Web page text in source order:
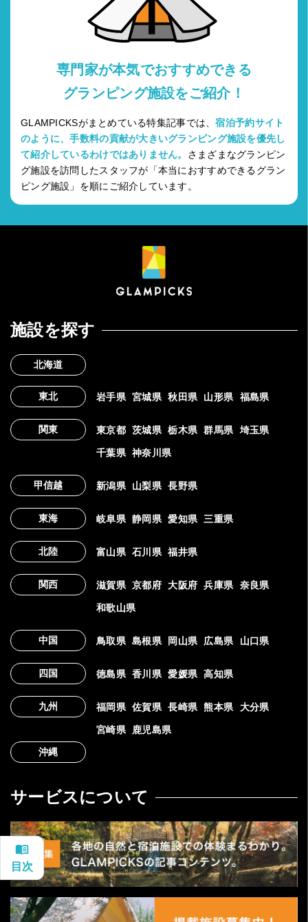
専門家が本気でおすすめできる
グランピング施設をご紹介！
GLAMPICKSがまとめている特集記事では、宿泊予約サイト
のように、手数料の貢献が大きいグランピング施設を優先し
て紹介しているわけではありません。 さまざまなグランピン
グ施設を訪問したスタッフが「本当におすすめできるグラン
ピング施設」を順にご紹介しています。
施設を探す
北海道
東北 岩手県 宮城県 秋田県 山形県 福島県
関東 東京都 茨城県 栃木県 群馬県 埼玉県
千葉県 神奈川県
甲信越 新潟県 山梨県 長野県
東海 岐阜県 静岡県 愛知県 三重県
北陸 富山県 石川県 福井県
関西 滋賀県 京都府 大阪府 兵庫県 奈良県
和歌山県
中国 鳥取県 島根県 岡山県 広島県 山口県
四国 徳島県 香川県 愛媛県 高知県
九州 福岡県 佐賀県 長崎県 熊本県 大分県
宮崎県
鹿児島県
沖縄
サービスについて